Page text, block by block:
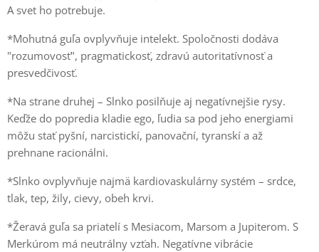
A svet ho potrebuje.
*Mohutná guľa ovplyvňuje intelekt. Spoločnosti dodáva
"rozumovosť", pragmatickosť, zdravú autoritatívnosť a
presvedčivosť.
*Na strane druhej – Slnko posilňuje aj negatívnejšie rysy.
Keďže do popredia kladie ego, ľudia sa pod jeho energiami
môžu stať pyšní, narcistickí, panovační, tyranskí a až
prehnane racionálni.
*Slnko ovplyvňuje najmä kardiovaskulárny systém – srdce,
tlak, tep, žily, cievy, obeh krvi.
*Žeravá guľa sa priatelí s Mesiacom, Marsom a Jupiterom. S
Merkúrom má neutrálny vzťah. Negatívne vibrácie